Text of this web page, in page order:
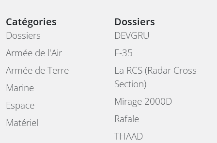
Catégories
Dossiers
Armée de l'Air
Armée de Terre
Marine
Espace
Matériel
Dossiers
DEVGRU
F-35
La RCS (Radar Cross
Section)
Mirage 2000D
Rafale
THAAD